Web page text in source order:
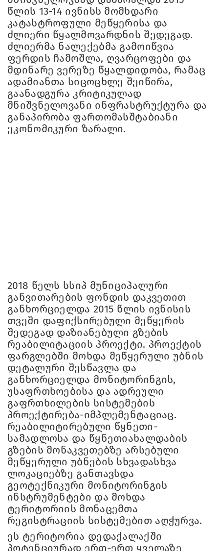
წლის 13-14 ივნისს მომხდარი
კატასტროფული მეწყერისა და
ძლიერი წყალმოვარდნის შედეგად.
ძლიერმა ნალექებმა გამოიწვია
ფერდის ჩამოშლა, ღვარცოფები და
მდინარე ვერეზე წყალდიდობა, რამაც
ადამიანთა სიცოცხლე შეიწირა,
გაანადგურა კრიტიკულად
მნიშვნელოვანი ინფრასტრუქტურა და
განაპირობა ფართომასშტაბიანი
ეკონომიკური ზარალი.
2018 წელს სსიპ მუნიციპალური
განვითარების ფონდის დაკვეთით
განხორციელდა 2015 წლის ივნისის
თვეში დაფიქსირებული მეწყერის
შედეგად დაზიანებული გზების
რეაბილიტაციის პროექტი. პროექტის
ფარგლებში მოხდა მეწყერული უბნის
დეტალური შესწავლა და
განხორციელდა მონიტორინგის,
უსაფრთხოებისა და ადრეული
გაფრთხილების სისტემების
პროექტირება-იმპლემენტაციაც.
რეაბილიტირებული წყნეთი-
სამადლოსა და წყნეთიახალდაბის
გზების მონაკვეთებზე არსებული
მეწყერული უბნების სხვადასხვა
ლოკაციებზე განთავსდა
გეოტექნიკური მონიტორინგის
ინსტრუმენტები და მოხდა
ტერიტორიის მონაცემთა
რეგისტრაციის სისტემებით აღჭურვა.
ეს ტერიტორია დედაქალაქში
პოტენციურად ერთ-ერთ ყველაზე